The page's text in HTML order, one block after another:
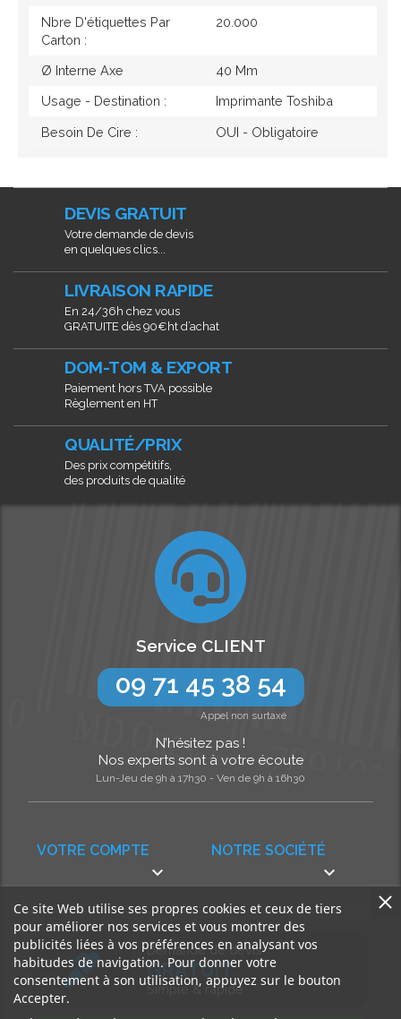
Nbre D'étiquettes Par
Carton :
20.000
Ø Interne Axe 40 Mm
Usage - Destination : Imprimante Toshiba
Besoin De Cire : OUI - Obligatoire
DEVIS GRATUIT
Votre demande de devis
en quelques clics...
LIVRAISON RAPIDE
En 24/36h chez vous
GRATUITE dès 90€ht d’achat
DOM-TOM & EXPORT
Paiement hors TVA possible
Règlement en HT
QUALITÉ/PRIX
Des prix compétitifs,
des produits de qualité
NOTRE SOCIÉTÉ

VOTRE COMPTE

Service CLIENT
09 71 45 38 54
Appel non surtaxé
N’hésitez pas !
Nos experts sont à votre écoute
Lun-Jeu de 9h à 17h30 - Ven de 9h à 16h30
Demande de devis
GRATUIT
Simple & rapide
Ce site Web utilise ses propres cookies et ceux de tiers
pour améliorer nos services et vous montrer des
publicités liées à vos préférences en analysant vos
habitudes de navigation. Pour donner votre
consentement à son utilisation, appuyez sur le bouton
Accepter.